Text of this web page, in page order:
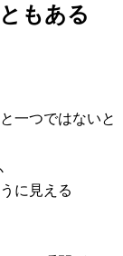
もある
一つではないと
に見える